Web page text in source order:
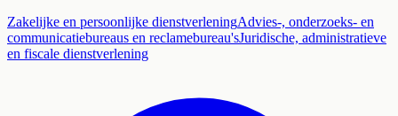
Zakelijke en persoonlijke dienstverleningAdvies-, onderzoeks- en
communicatiebureaus en reclamebureau'sJuridische, administratieve
en fiscale dienstverlening